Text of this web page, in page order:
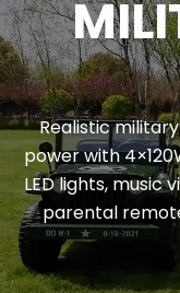
24V Can‑Am
powerful
Bluetooth/MP3/